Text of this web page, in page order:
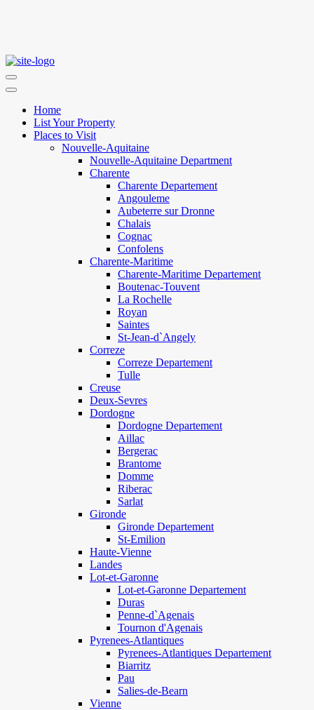
Home
List Your Property
Places to Visit
Nouvelle-Aquitaine
Nouvelle-Aquitaine Department
Charente
Charente Departement
Angouleme
Aubeterre sur Dronne
Chalais
Cognac
Confolens
Charente-Maritime
Charente-Maritime Departement
Boutenac-Touvent
La Rochelle
Royan
Saintes
St-Jean-d`Angely
Correze
Correze Departement
Tulle
Creuse
Deux-Sevres
Dordogne
Dordogne Departement
Aillac
Bergerac
Brantome
Domme
Riberac
Sarlat
Gironde
Gironde Departement
St-Emilion
Haute-Vienne
Landes
Lot-et-Garonne
Lot-et-Garonne Departement
Duras
Penne-d`Agenais
Tournon d'Agenais
Pyrenees-Atlantiques
Pyrenees-Atlantiques Departement
Biarritz
Pau
Salies-de-Bearn
Vienne